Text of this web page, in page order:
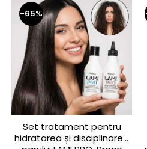
-65%
Set tratament pentru
hidratarea și disciplinarea